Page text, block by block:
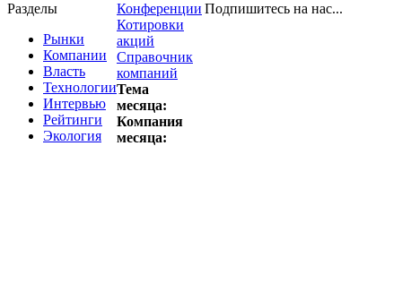
Разделы
Рынки
Компании
Власть
Технологии
Интервью
Рейтинги
Экология
Конференции
Котировки
акций
Справочник
компаний
Тема
месяца:
Компания
месяца:
Подпишитесь на нас...